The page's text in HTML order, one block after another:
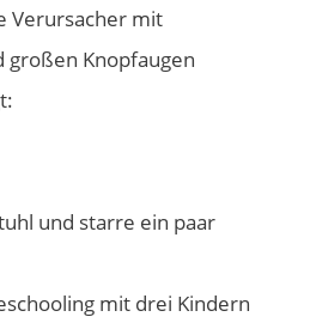
Verursacher mit
großen Knopfaugen
und starre ein paar
mit drei Kindern